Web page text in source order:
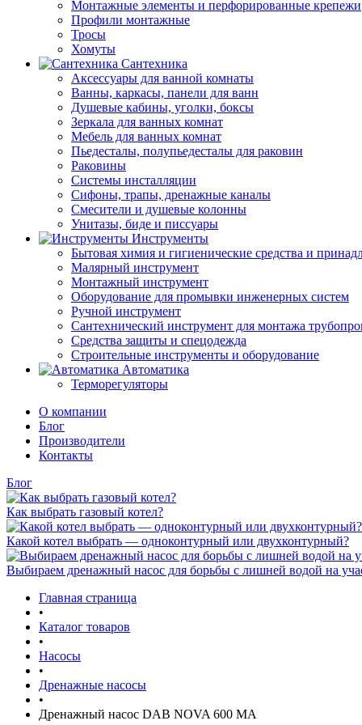
Монтажные элементы и перфорированные крепежи
Профили монтажные
Тросы
Хомуты
Сантехника
Аксессуары для ванной комнаты
Ванны, каркасы, панели для ванн
Душевые кабины, уголки, боксы
Зеркала для ванных комнат
Мебель для ванных комнат
Пьедесталы, полупьедесталы для раковин
Раковины
Системы инсталляции
Сифоны, трапы, дренажные каналы
Смесители и душевые колонны
Унитазы, биде и писсуары
Инструменты
Бытовая химия и гигиенические средства и
Малярный инструмент
Монтажный инструмент
Оборудование для промывки инженерных систем
Ручной инструмент
Сантехнический инструмент для монтажа
Средства защиты и спецодежда
Строительные инструменты и оборудование
Автоматика
Терморегуляторы
О компании
Блог
Производители
Контакты
Блог
Как выбрать газовый котел?
Какой котел выбрать — одноконтурный или двухконтурный?
Выбираем дренажный насос для борьбы с лишней водой на
Главная страница
•
Каталог товаров
•
Насосы
•
Дренажные насосы
•
Дренажный насос DAB NOVA 600 MA